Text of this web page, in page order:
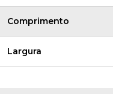
Comprimento
Largura